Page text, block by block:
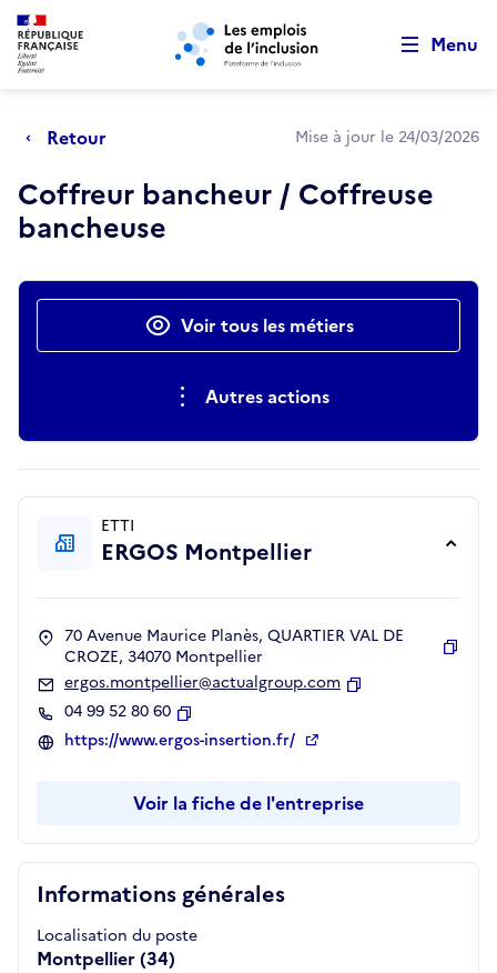
Aller au menu principal Aller au contenu principal
Menu
Retour Mise à jour le 24/03/2026
Coffreur bancheur / Coffreuse
bancheuse
Actions rapidesVoir tous les métiers
Autres actions
Informations générales
Localisation du poste
Montpellier (34)
ETTI
ERGOS Montpellier
70 Avenue Maurice Planès, QUARTIER VAL DE
CROZE, 34070 Montpellier
ergos.montpellier@actualgroup.com
04 99 52 80 60
Copier
https://www.ergos-insertion.fr/
Voir la fiche de l'entreprise
Retour au début de la page
Panneau de gestion des cookies